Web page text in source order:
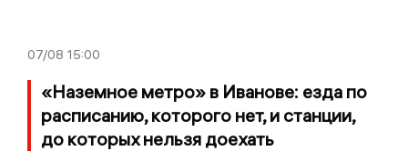
07/08 15:00
«Наземное метро» в Иванове: езда по
расписанию, которого нет, и станции,
до которых нельзя доехать